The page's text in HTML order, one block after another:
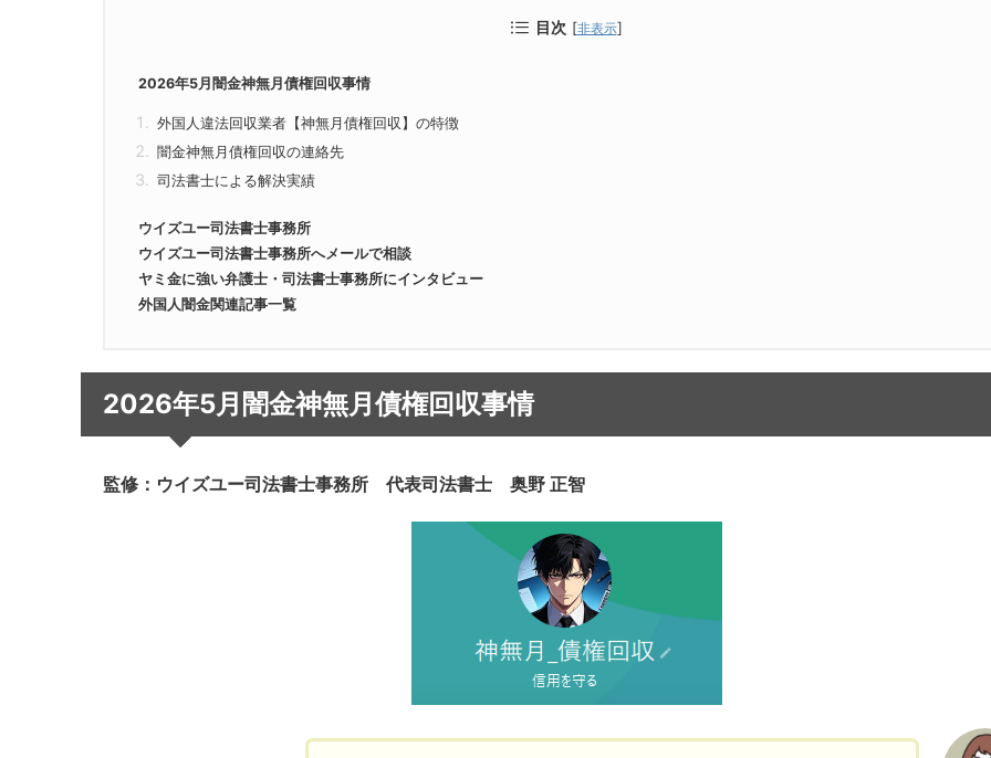
目次 [非表示]
2026年5月闇金神無月債権回収事情
外国人違法回収業者【神無月債権回収】の特徴
闇金神無月債権回収の連絡先
司法書士による解決実績
ウイズユー司法書士事務所
ウイズユー司法書士事務所へメールで相談
ヤミ金に強い弁護士・司法書士事務所にインタビュー
外国人闇金関連記事一覧
2026年5月闇金神無月債権回収事情
監修：ウイズユー司法書士事務所 代表司法書士 奥野 正智